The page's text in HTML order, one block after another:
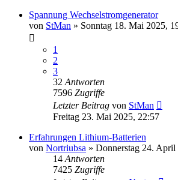
Spannung Wechselstromgenerator
von StMan » Sonntag 18. Mai 2025,
1
2
3
32 Antworten
7596 Zugriffe
Letzter Beitrag von StMan
Freitag 23. Mai 2025, 22:57
Erfahrungen Lithium-Batterien
von Nortriubsa » Donnerstag 24. April
14 Antworten
7425 Zugriffe